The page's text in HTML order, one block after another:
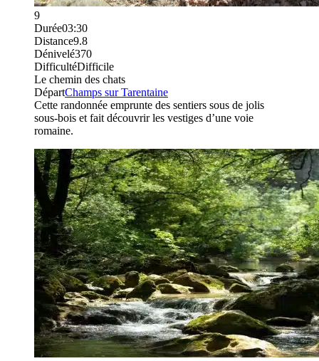
9
Durée03:30
Distance9.8
Dénivelé370
DifficultéDifficile
Le chemin des chats
DépartChamps sur Tarentaine
Cette randonnée emprunte des sentiers sous de jolis
sous-bois et fait découvrir les vestiges d’une voie
romaine.